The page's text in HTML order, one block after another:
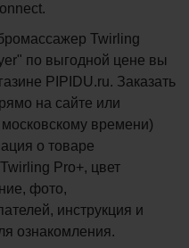
Twirling
по выгодной цене вы
PIPIDU.ru. Заказать
на сайте или
времени)
о товаре
Pro+, цвет
фото,
инструкция и
ознакомления.